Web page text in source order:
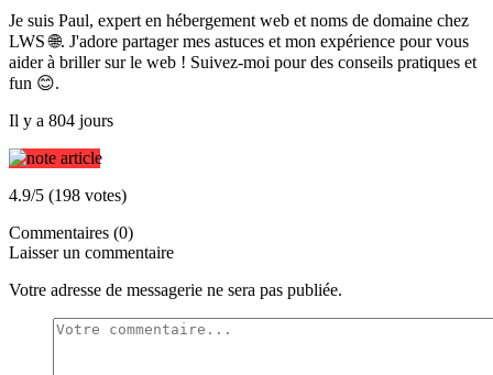
Je suis Paul, expert en hébergement web et noms de domaine chez
LWS 🌐. J'adore partager mes astuces et mon expérience pour vous
aider à briller sur le web ! Suivez-moi pour des conseils pratiques et
fun 😊.
Il y a 804 jours
4.9/5 (198 votes)
Commentaires (0)
Laisser un commentaire
Votre adresse de messagerie ne sera pas publiée.